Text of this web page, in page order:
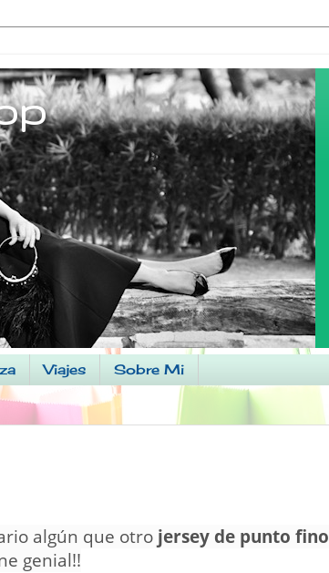
Viajes Sobre Mi
algún que otro jersey de punto fino
genial!!